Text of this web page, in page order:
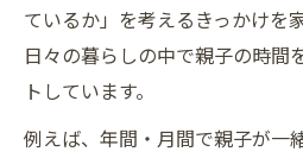
ているか」を考えるきっかけを
日々の暮らしの中で親子の時間
トしています。
例えば、年間・月間で親子が一